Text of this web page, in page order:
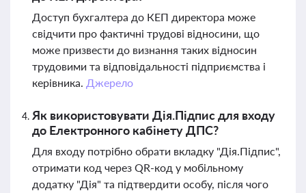
Доступ бухгалтера до КЕП директора може
свідчити про фактичні трудові відносини, що
може призвести до визнання таких відносин
трудовими та відповідальності підприємства і
керівника. Джерело
Як використовувати Дія.Підпис для входу
до Електронного кабінету ДПС?
Для входу потрібно обрати вкладку "Дія.Підпис",
отримати код через QR-код у мобільному
додатку "Дія" та підтвердити особу, після чого